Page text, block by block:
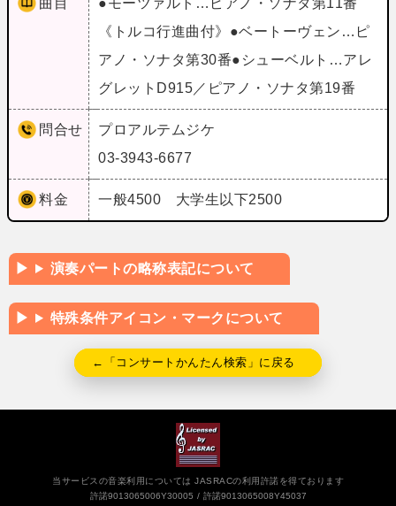
曲目
●モーツァルト…ピアノ・ソナタ第11番
《トルコ行進曲付》●ベートーヴェン…ピ
アノ・ソナタ第30番●シューベルト…アレ
グレットD915／ピアノ・ソナタ第19番
問合せ
プロアルテムジケ
03-3943-6677
料金 一般4500 大学生以下2500
演奏パートの略称表記について
特殊条件アイコン・マークについて
←「コンサートかんたん検索」に戻る
当サービスの音楽利用については JASRACの利用許諾を得ております
許諾9013065006Y30005
許諾9013065008Y45037